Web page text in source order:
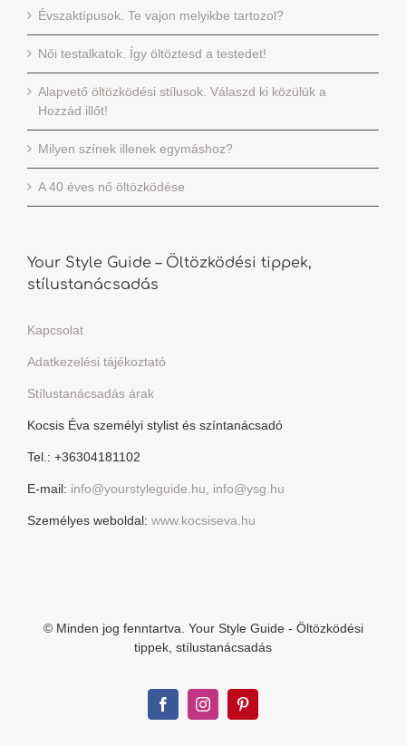
Évszaktípusok. Te vajon melyikbe tartozol?
Női testalkatok. Így öltöztesd a testedet!
Alapvető öltözködési stílusok. Válaszd ki közülük a
Hozzád illőt!
Milyen színek illenek egymáshoz?
A 40 éves nő öltözködése
Your Style Guide – Öltözködési tippek,
stílustanácsadás
Kapcsolat
Adatkezelési tájékoztató
Stílustanácsadás árak
Kocsis Éva személyi stylist és színtanácsadó
Tel.: +36304181102
E-mail: info@yourstyleguide.hu, info@ysg.hu
Személyes weboldal: www.kocsiseva.hu
© Minden jog fenntartva. Your Style Guide - Öltözködési
tippek, stílustanácsadás
FacebookInstagramPinterest